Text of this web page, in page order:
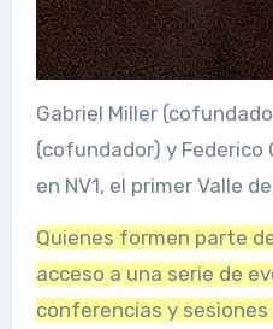
Gabriel Miller
(cofundador) y Federico
en NV1, el primer Valle
Quienes formen parte
acceso a una serie de
conferencias y